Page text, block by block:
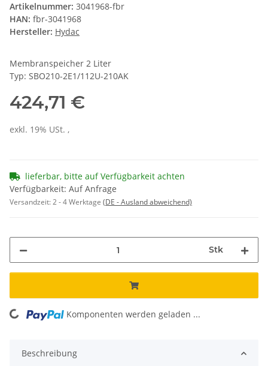
Artikelnummer: 3041968-fbr
HAN: fbr-3041968
Hersteller: Hydac
Membranspeicher 2 Liter
Typ: SBO210-2E1/112U-210AK
424,71 €
exkl. 19% USt. ,
lieferbar, bitte auf Verfügbarkeit achten
Verfügbarkeit: Auf Anfrage
Versandzeit:2 - 4 Werktage (DE - Ausland abweichend)
Stk
Komponenten werden geladen ...
Beschreibung